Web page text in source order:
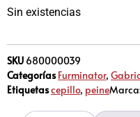
Sin existencias
SKU 680000039
Categorías Furminator,
Etiquetascepillo, peine